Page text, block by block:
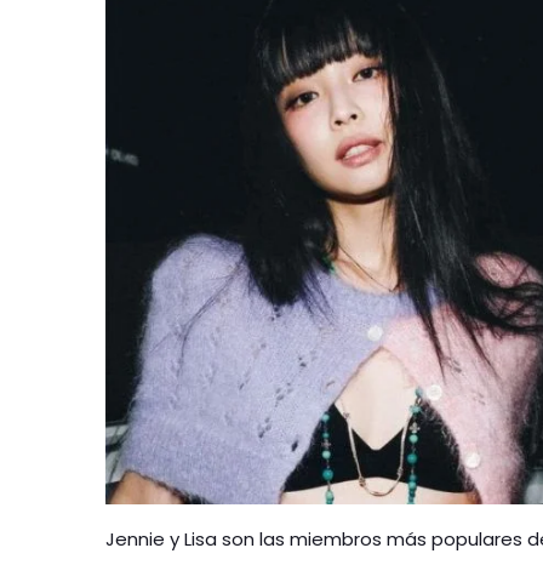
Jennie y Lisa son las miembros más populares